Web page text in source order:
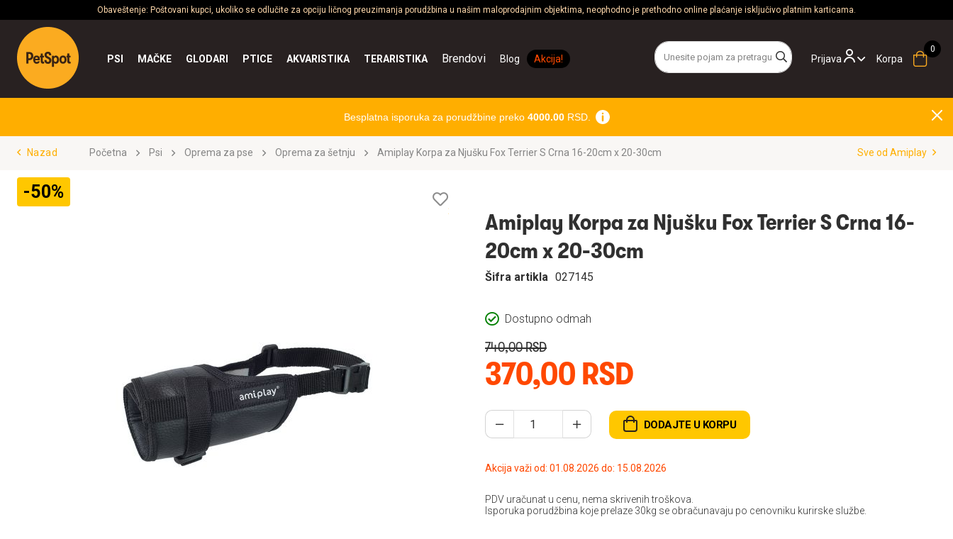
Obaveštenje: Poštovani kupci, ukoliko se odlučite za opciju ličnog preuzimanja porudžbina u našim maloprodajnim objektima, neophodno je prethodno online plaćanje isključivo platnim karticama.
Prijava
PSI MAČKE GLODARI PTICE AKVARISTIKA TERARISTIKA Brendovi Blog Akcija! Korpa
Besplatna isporuka za porudžbine preko 4000.00RSD.
Nazad Početna Psi Oprema za pse Oprema za šetnju Amiplay Korpa za Njušku Fox Terrier S Crna 16-20cm x 20-30cm Sve od Amiplay
-50%
želja
Amiplay Korpa za Njušku Fox Terrier S Crna 16-
20cm x 20-30cm
Dostupno odmah
Šifra artikla 027145
370,00 RSD
740,00 RSD
DODAJTE U KORPU
Akcija važi od: 01.08.2026 do: 15.08.2026
PDV uračunat u cenu, nema skrivenih troškova.
Isporuka porudžbina koje prelaze 30kg se obračunavaju po cenovniku kurirske službe.